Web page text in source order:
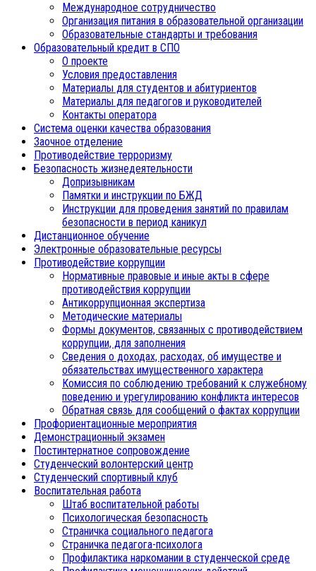
Международное сотрудничество
Организация питания в образовательной организации
Образовательные стандарты и требования
Образовательный кредит в СПО
О проекте
Условия предоставления
Материалы для студентов и абитуриентов
Материалы для педагогов и руководителей
Контакты оператора
Система оценки качества образования
Заочное отделение
Противодействие терроризму
Безопасность жизнедеятельности
Допризывникам
Памятки и инструкции по БЖД
Инструкции для проведения занятий по правилам
безопасности в период каникул
Дистанционное обучение
Электронные образовательные ресурсы
Противодействие коррупции
Нормативные правовые и иные акты в сфере
противодействия коррупции
Антикоррупционная экспертиза
Методические материалы
Формы документов, связанных с противодействием
коррупции, для заполнения
Сведения о доходах, расходах, об имуществе и
обязательствах имущественного характера
Комиссия по соблюдению требований к служебному
поведению и урегулированию конфликта интересов
Обратная связь для сообщений о фактах коррупции
Профориентационные мероприятия
Демонстрационный экзамен
Постинтернатное сопровождение
Студенческий волонтерский центр
Студенческий спортивный клуб
Воспитательная работа
Штаб воспитательной работы
Психологическая безопасность
Страничка социального педагога
Страничка педагога-психолога
Профилактика наркомании в студенческой среде